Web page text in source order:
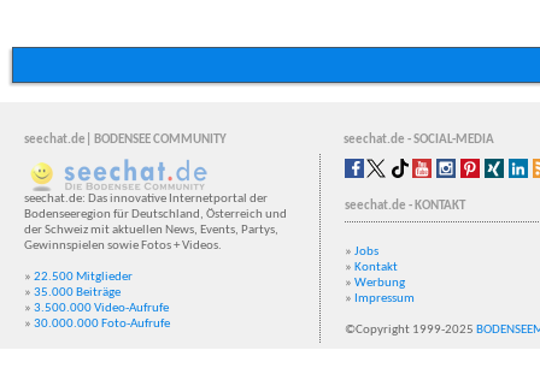
seechat.de| BODENSEE COMMUNITY seechat.de - SOCIAL-MEDIA
seechat.de: Das innovative Internetportal der
Bodenseeregion für Deutschland, Österreich und
der Schweiz mit aktuellen News, Events, Partys,
Gewinnspielen sowie Fotos + Videos.
» 22.500 Mitglieder
» 35.000 Beiträge
» 3.500.000 Video-Aufrufe
» 30.000.000 Foto-Aufrufe
seechat.de - KONTAKT
» Jobs
» Kontakt
» Werbung
» Impressum
©Copyright 1999-2025